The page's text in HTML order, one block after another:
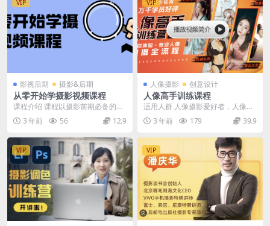
VIP
影视后期 摄影&后期
从零开始学摄影视频课程
课程介绍 课程以摄影前期必备的基
础知识体系为主，结合大量案例实
战技巧，带领大家一...
3 年前 56 12.9
VIP
人像摄影 创意设计
人像高手训练课程
适用人群 人像摄影爱好者，人像摄
影进阶者 课程概述 *全网独创，百
分百体验式人像...
3 年前 179 39.9
VIP VIP